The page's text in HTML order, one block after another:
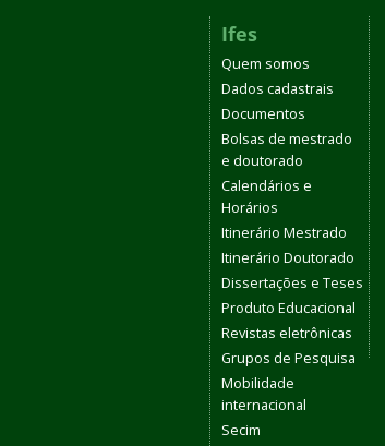
Ifes
Quem somos
Dados cadastrais
Documentos
Bolsas de mestrado
e doutorado
Calendários e
Horários
Itinerário Mestrado
Itinerário Doutorado
Dissertações e Teses
Produto Educacional
Revistas eletrônicas
Grupos de Pesquisa
Mobilidade
internacional
Secim